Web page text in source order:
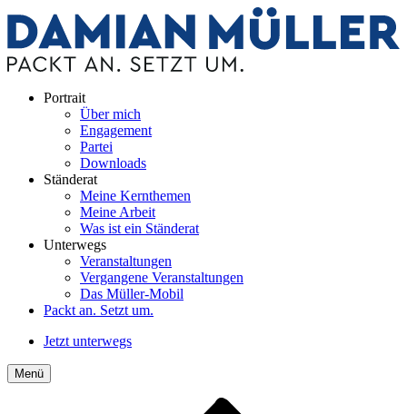
Portrait
Über mich
Engagement
Partei
Downloads
Ständerat
Meine Kernthemen
Meine Arbeit
Was ist ein Ständerat
Unterwegs
Veranstaltungen
Vergangene Veranstaltungen
Das Müller-Mobil
Packt an. Setzt um.
Jetzt unterwegs
Menü